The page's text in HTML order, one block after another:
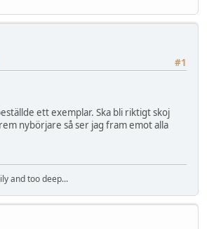
#1
ett exemplar. Ska bli riktigt skoj
nybörjare så ser jag fram emot alla
and too deep...